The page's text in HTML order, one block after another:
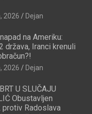
2026 Dejan
na Ameriku:
država, Iranci krenuli
2026 Dejan
U SLUČAJU
Obustavljen
Radoslava